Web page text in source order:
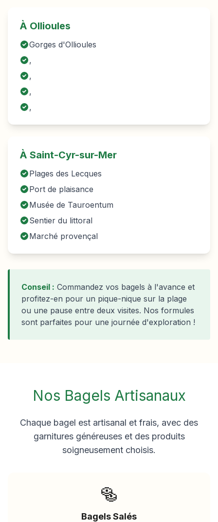
À Ollioules
Gorges d'Ollioules
,
,
,
,
À Saint-Cyr-sur-Mer
Plages des Lecques
Port de plaisance
Musée de Tauroentum
Sentier du littoral
Marché provençal
Conseil : Commandez vos bagels à l'avance et
profitez-en pour un pique-nique sur la plage
ou une pause entre deux visites. Nos formules
sont parfaites pour une journée d'exploration !
Nos Bagels Artisanaux
Chaque bagel est artisanal et frais, avec des
garnitures généreuses et des produits
soigneusement choisis.
🥯
Bagels Salés